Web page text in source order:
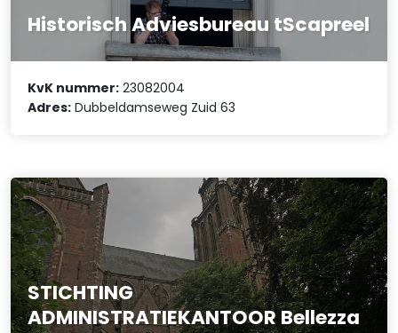
Historisch Adviesbureau tScapreel
KvK nummer: 23082004
Adres: Dubbeldamseweg Zuid 63
STICHTING
ADMINISTRATIEKANTOOR Bellezza